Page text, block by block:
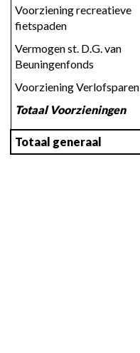
Voorziening recreatieve
fietspaden
Vermogen st. D.G. van
Beuningenfonds
Voorziening Verlofsparen
Totaal Voorzieningen
Totaal generaal